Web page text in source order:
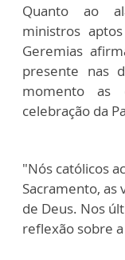
Quanto ao
ministros
Geremias
presente nas
momento as
celebração da
"Nós católicos
Sacramento, as
de Deus. Nos
reflexão sobre